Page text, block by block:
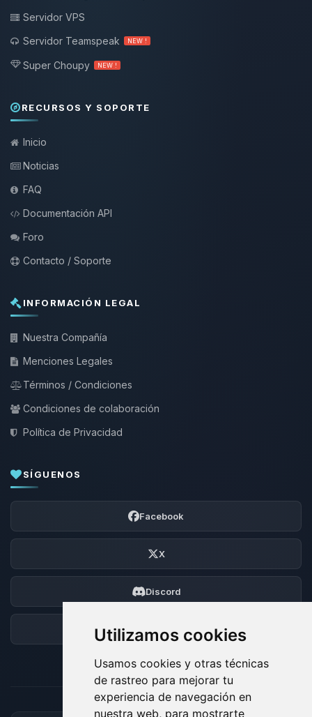
Utilizamos cookies
Usamos cookies y otras técnicas
de rastreo para mejorar tu
experiencia de navegación en
nuestra web, para mostrarte
Servidor VPS
Servidor Teamspeak
NEW !
Super Choupy NEW !
RECURSOS Y SOPORTE
Inicio
Noticias
FAQ
Documentación API
Foro
Contacto / Soporte
INFORMACIÓN LEGAL
Nuestra Compañía
Menciones Legales
Términos / Condiciones
Condiciones de colaboración
Política de Privacidad
SÍGUENOS
Facebook
X
Discord
Foro